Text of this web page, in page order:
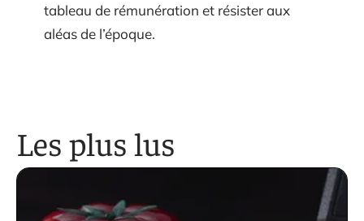
tableau de rémunération et résister aux
aléas de l’époque.
Les plus lus